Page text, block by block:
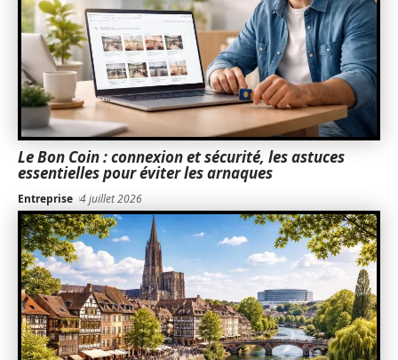
Le Bon Coin : connexion et sécurité, les astuces
essentielles pour éviter les arnaques
Entreprise 4 juillet 2026